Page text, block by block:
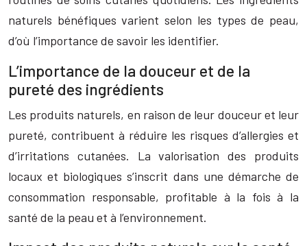
naturels bénéfiques varient selon les types de peau,
d’où l’importance de savoir les identifier.
L’importance de la douceur et de la
pureté des ingrédients
Les produits naturels, en raison de leur douceur et leur
pureté, contribuent à réduire les risques d’allergies et
d’irritations cutanées. La valorisation des produits
locaux et biologiques s’inscrit dans une démarche de
consommation responsable, profitable à la fois à la
santé de la peau et à l’environnement.